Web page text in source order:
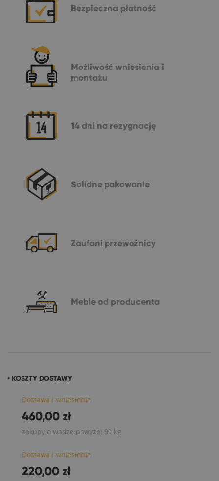
Bezpieczna płatność
Możliwość wniesienia i
montażu
14 dni na rezygnację
Solidne pakowanie
Zaufani przewoźnicy
Meble od producenta
• KOSZTY DOSTAWY
Dostawa i wniesienie
460,00 zł
zakupy o wadze powyżej 90 kg
Dostawa i wniesienie
220,00 zł